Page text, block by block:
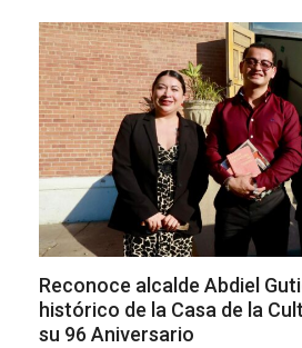
Reconoce alcalde Abdiel
histórico de la Casa de la
su 96 Aniversario